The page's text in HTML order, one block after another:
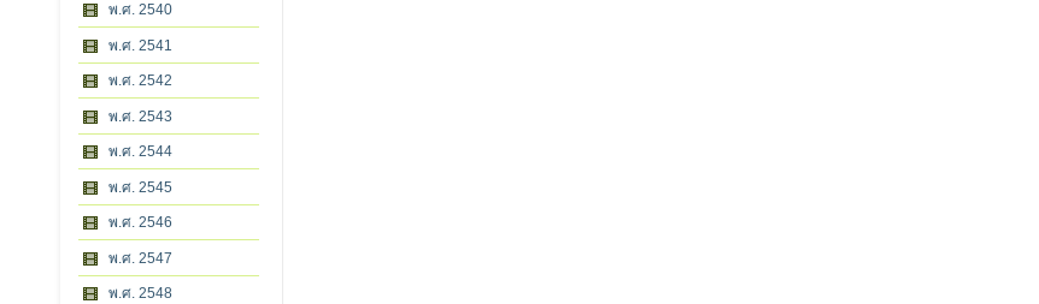
พ.ศ. 2540
พ.ศ. 2541
พ.ศ. 2542
พ.ศ. 2543
พ.ศ. 2544
พ.ศ. 2545
พ.ศ. 2546
พ.ศ. 2547
พ.ศ. 2548